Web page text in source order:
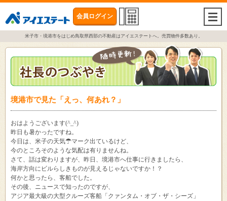
会員ログイン
米子市・境港市をはじめ鳥取県西部の不動産はアイエステートへ。売買物件多数あり。
境港市で見た「えっ、何あれ？」
おはようございます(^_^)
昨日も暑かったですね。
今日は、米子の天気☂マーク出ているけど、
今のところそのような気配は有りませんね。
さて、話は変わりますが、昨日、境港市へ仕事に行きましたら、
海岸方向にビルらしきものが見えるじゃないですか！？
何かと思ったら、客船でした。
その後、ニュースで知ったのですが、
アジア最大級の大型クルーズ客船「クァンタム・オブ・ザ・シーズ」